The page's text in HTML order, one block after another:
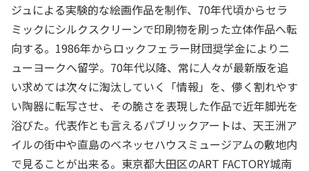
ジュによる実験的な絵画作品を制作、70年代頃からセラ
ミックにシルクスクリーンで印刷物を刷った立体作品へ転
向する。1986年からロックフェラー財団奨学金によりニ
ューヨークへ留学。70年代以降、常に人々が最新版を追
い求めては次々に淘汰していく「情報」を、儚く割れやす
い陶器に転写させ、その脆さを表現した作品で近年脚光を
浴びた。代表作とも言えるパブリックアートは、天王洲ア
イルの街中や直島のベネッセハウスミュージアムの敷地内
で見ることが出来る。東京都大田区のART FACTORY城南